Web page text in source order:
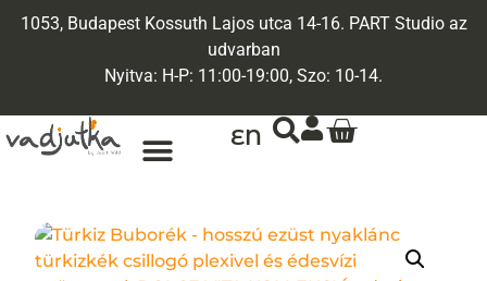
1053, Budapest Kossuth Lajos utca 14-16. PART Studio az
udvarban
Nyitva: H-P: 11:00-19:00, Szo: 10-14.
EN